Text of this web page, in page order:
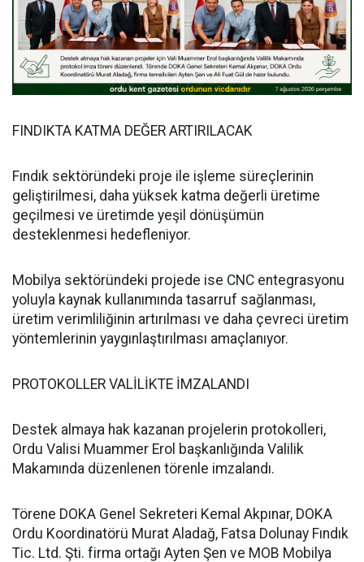
FINDIKTA KATMA DEĞER ARTIRILACAK
Fındık sektöründeki proje ile işleme süreçlerinin
geliştirilmesi, daha yüksek katma değerli üretime
geçilmesi ve üretimde yeşil dönüşümün
desteklenmesi hedefleniyor.
Mobilya sektöründeki projede ise CNC entegrasyonu
yoluyla kaynak kullanımında tasarruf sağlanması,
üretim verimliliğinin artırılması ve daha çevreci üretim
yöntemlerinin yaygınlaştırılması amaçlanıyor.
PROTOKOLLER VALİLİKTE İMZALANDI
Destek almaya hak kazanan projelerin protokolleri,
Ordu Valisi Muammer Erol başkanlığında Valilik
Makamında düzenlenen törenle imzalandı.
Törene DOKA Genel Sekreteri Kemal Akpınar, DOKA
Ordu Koordinatörü Murat Aladağ, Fatsa Dolunay Fındık
Tic. Ltd. Şti. firma ortağı Ayten Şen ve MOB Mobilya